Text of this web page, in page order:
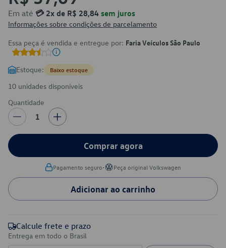
Em até 💳 2x de R$ 28,84 sem juros
Informações sobre condições de parcelamento
Essa peça é vendida e entregue por: Faria Veículos São Paulo
Estoque: Baixo estoque
10 unidades disponíveis
Quantidade
1
Comprar agora
Pagamento seguro• Peça original Volkswagen
Adicionar ao carrinho
Calcule frete e prazo
Entrega em todo o Brasil